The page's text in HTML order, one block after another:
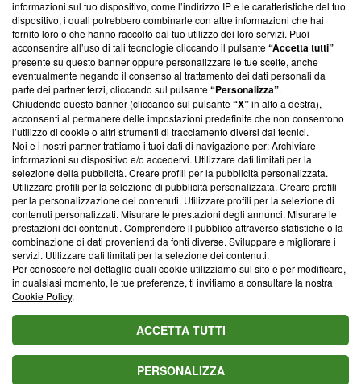
‘Trust Project - News with Integrity’Blasting News non è
ancora membro del programma, ma ha richiesto di farne
parte; Trust Project non ha ancora effettuato una verifica di
conformità agli standard.
Su di noi
Team editoriale
Corporate
Redazione
Informativa Privacy
Cookie Policy
Blasting SA, IDI CHE-247.845.224, Via Carlo Frasca, 3 - 6900
Lugano (Svizzera) Tel:+39 0690258937
© 2026 Blasting News
informazioni sul tuo dispositivo, come l’indirizzo IP e le caratteristiche del tuo
dispositivo, i quali potrebbero combinarle con altre informazioni che hai
fornito loro o che hanno raccolto dal tuo utilizzo dei loro servizi. Puoi
acconsentire all’uso di tali tecnologie cliccando il pulsante“Accetta tutti”
presente su questo banner oppure personalizzare le tue scelte, anche
eventualmente negando il consenso al trattamento dei dati personali da
parte dei partner terzi, cliccando sul pulsante“Personalizza”.
Chiudendo questo banner (cliccando sul pulsante“X”in alto a destra),
acconsenti al permanere delle impostazioni predefinite che non consentono
l’utilizzo di cookie o altri strumenti di tracciamento diversi dai tecnici.
Noi e i nostri partner trattiamo i tuoi dati di navigazione per: Archiviare
informazioni su dispositivo e/o accedervi. Utilizzare dati limitati per la
selezione della pubblicità. Creare profili per la pubblicità personalizzata.
Utilizzare profili per la selezione di pubblicità personalizzata. Creare profili
per la personalizzazione dei contenuti. Utilizzare profili per la selezione di
contenuti personalizzati. Misurare le prestazioni degli annunci. Misurare le
prestazioni dei contenuti. Comprendere il pubblico attraverso statistiche o la
combinazione di dati provenienti da fonti diverse. Sviluppare e migliorare i
servizi. Utilizzare dati limitati per la selezione dei contenuti.
Per conoscere nel dettaglio quali cookie utilizziamo sul sito e per modificare,
in qualsiasi momento, le tue preferenze, ti invitiamo a consultare la nostra
Cookie Policy.
ACCETTA TUTTI
PERSONALIZZA